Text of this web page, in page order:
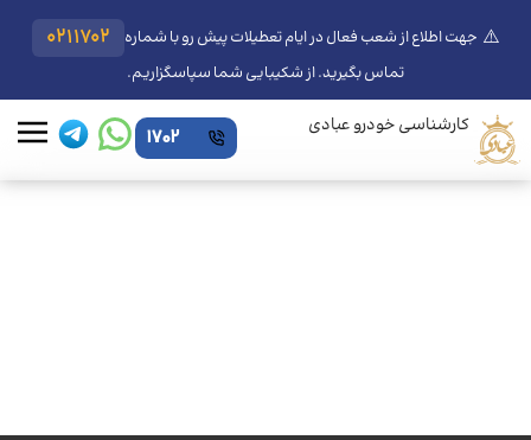
⚠️ جهت اطلاع از شعب فعال در ایام تعطیلات پیش رو با شماره 0211702
تماس بگیرید. از شکیبایی شما سپاسگزاریم.
کارشناسی خودرو عبادی 1702